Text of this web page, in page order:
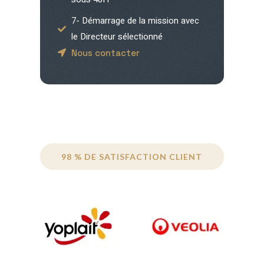
7- Démarrage de la mission avec
le Directeur sélectionné
Nous contacter
98 % DE SATISFACTION CLIENT